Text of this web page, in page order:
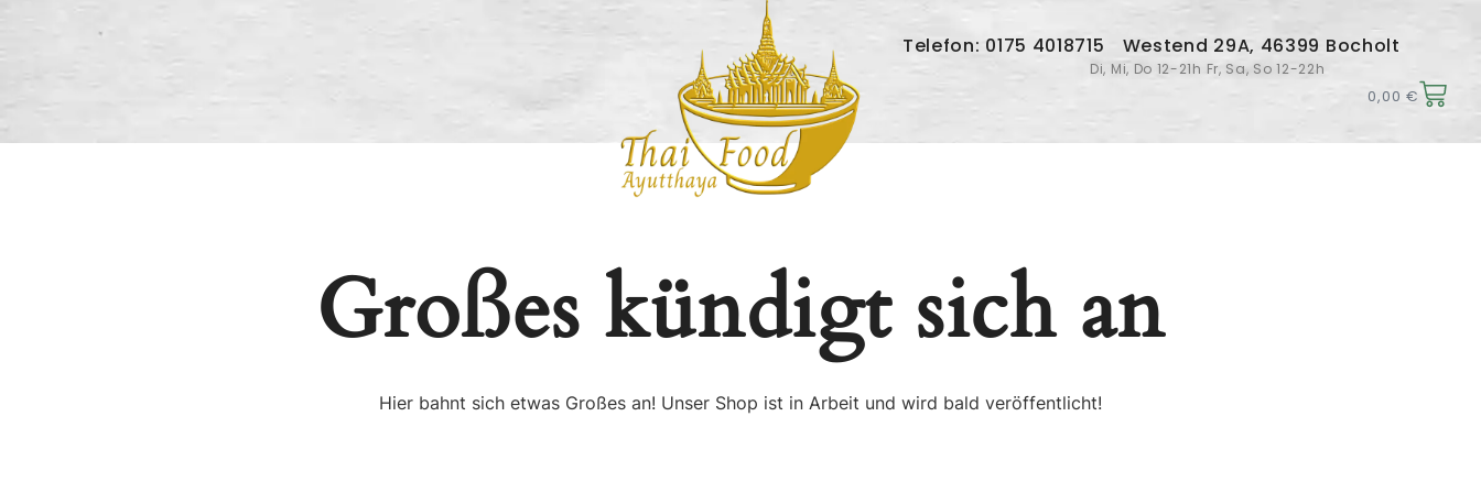
Telefon: 0175 4018715 Westend 29A, 46399 Bocholt
Di, Mi, Do 12-21h Fr, Sa, So 12-22h
0,00 €
Großes kündigt sich an
Hier bahnt sich etwas Großes an! Unser Shop ist in Arbeit und wird bald veröffentlicht!